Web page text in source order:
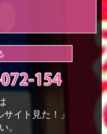
イト見た！」
。